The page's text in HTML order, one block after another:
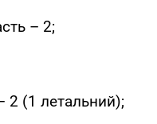
– 2;
2 (1 летальний);